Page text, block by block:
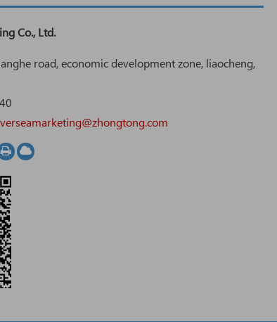
Co., Ltd.
road, economic development zone, liaocheng,